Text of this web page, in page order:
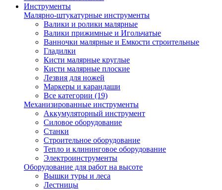
Инструменты
Малярно-штукатурные инструменты
Валики и ролики малярные
Валики прижимные и Игольчатые
Ванночки малярные и Емкости строительные
Гладилки
Кисти малярные круглые
Кисти малярные плоские
Лезвия для ножей
Маркеры и карандаши
Все категории (19)
Механизированные инструменты
Аккумуляторный инструмент
Силовое оборудование
Станки
Строительное оборудование
Тепло и клининговое оборудование
Электроинструменты
Оборудование для работ на высоте
Вышки туры и леса
Лестницы